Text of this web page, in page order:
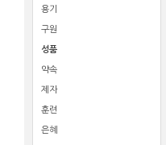
용기
구원
성품
약속
제자
훈련
은혜